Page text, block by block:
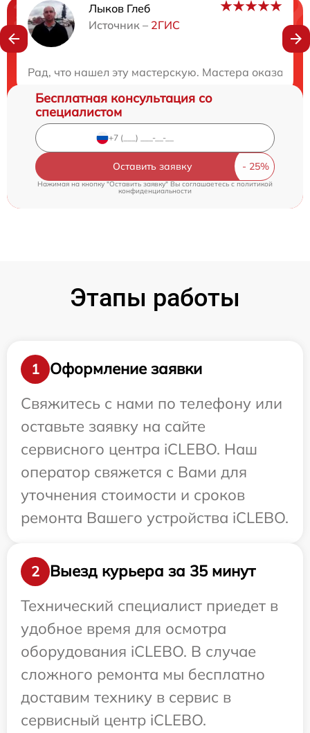
Лыков Глеб
Источник – 2ГИС
Рад, что нашел эту мастерскую. Мастера
Нужна консультация?
Бесплатная консультация со
специалистом
Оставить заявку
Нажимая на кнопку "Оставить заявку" Вы соглашаетесь cполитикой
конфиденциальности
Этапы работы
1
Оформление заявки
Свяжитесь с нами по телефону или
оставьте заявку на сайте
сервисного центра iCLEBO. Наш
оператор свяжется с Вами для
уточнения стоимости и сроков
ремонта Вашего устройства iCLEBO.
2
Выезд курьера за 35 минут
Технический специалист приедет в
удобное время для осмотра
оборудования iCLEBO. В случае
сложного ремонта мы бесплатно
доставим технику в сервис в
сервисный центр iCLEBO.